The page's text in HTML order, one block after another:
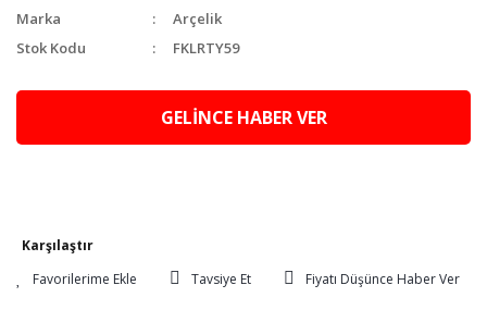
Marka
Arçelik
Stok Kodu
FKLRTY59
GELİNCE HABER VER
Karşılaştır
Tavsiye Et
Fiyatı Düşünce Haber Ver